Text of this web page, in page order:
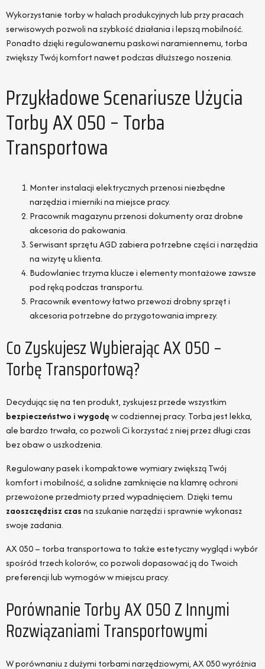
Wykorzystanie torby w halach produkcyjnych lub przy pracach
serwisowych pozwoli na szybkość działania i lepszą mobilność.
Ponadto dzięki regulowanemu paskowi naramiennemu, torba
zwiększy Twój komfort nawet podczas dłuższego noszenia.
Przykładowe Scenariusze Użycia
Torby AX 050 – Torba
Transportowa
Monter instalacji elektrycznych przenosi niezbędne
narzędzia i mierniki na miejsce pracy.
Pracownik magazynu przenosi dokumenty oraz drobne
akcesoria do pakowania.
Serwisant sprzętu AGD zabiera potrzebne części i narzędzia
na wizytę u klienta.
Budowlaniec trzyma klucze i elementy montażowe zawsze
pod ręką podczas transportu.
Pracownik eventowy łatwo przewozi drobny sprzęt i
akcesoria potrzebne do przygotowania imprezy.
Co Zyskujesz Wybierając AX 050 –
Torbę Transportową?
Decydując się na ten produkt, zyskujesz przede wszystkim
bezpieczeństwo i wygodęw codziennej pracy. Torba jest lekka,
ale bardzo trwała, co pozwoli Ci korzystać z niej przez długi czas
bez obaw o uszkodzenia.
Regulowany pasek i kompaktowe wymiary zwiększą Twój
komfort i mobilność, a solidne zamknięcie na klamrę ochroni
przewożone przedmioty przed wypadnięciem. Dzięki temu
zaoszczędzisz czasna szukanie narzędzi i sprawnie wykonasz
swoje zadania.
AX 050 – torba transportowa to także estetyczny wygląd i wybór
spośród trzech kolorów, co pozwoli dopasować ją do Twoich
preferencji lub wymogów w miejscu pracy.
Porównanie Torby AX 050 Z Innymi
Rozwiązaniami Transportowymi
W porównaniu z dużymi torbami narzędziowymi, AX 050 wyróżnia